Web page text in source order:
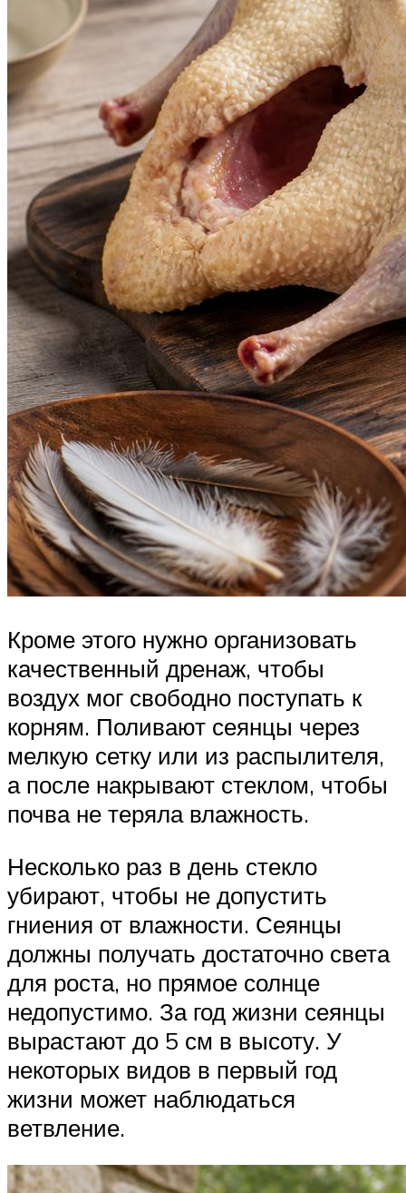
Кроме этого нужно организовать
качественный дренаж, чтобы
воздух мог свободно поступать к
корням. Поливают сеянцы через
мелкую сетку или из распылителя,
а после накрывают стеклом, чтобы
почва не теряла влажность.
Несколько раз в день стекло
убирают, чтобы не допустить
гниения от влажности. Сеянцы
должны получать достаточно света
для роста, но прямое солнце
недопустимо. За год жизни сеянцы
вырастают до 5 см в высоту. У
некоторых видов в первый год
жизни может наблюдаться
ветвление.